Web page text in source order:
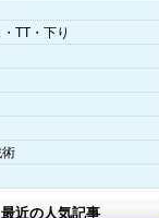
TT・下り
近の人気記事